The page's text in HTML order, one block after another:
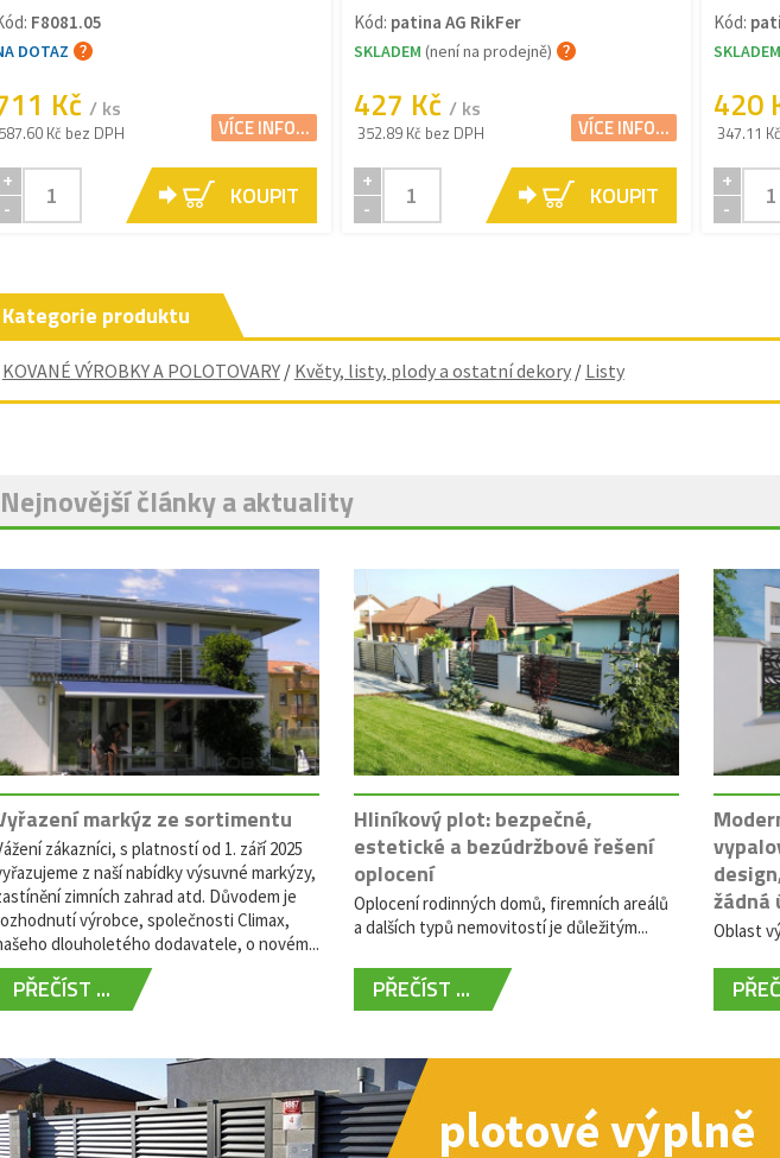
F8081.05
DOTAZ
Kč / ks
587.60 Kč bez DPH VÍCE INFO...
+
-
KOUPIT
Kód: patina AG RikFer
SKLADEM (není na prodejně)
427 Kč / ks
352.89 Kč bez DPH VÍCE INFO...
+
-
KOUPIT
Kód:
SKLADEM
420
347.11
+
-
Kategorie produktu
KOVANÉ VÝROBKY A POLOTOVARY/ Květy, listy, plody a ostatní dekory/ Listy
Nejnovější články a aktuality
markýz ze sortimentu
zákazníci, s platností od 1. září 2025
z naší nabídky výsuvné markýzy,
zimních zahrad atd. Důvodem je
výrobce, společnosti Climax,
dlouholetého dodavatele, o novém...
PŘEČÍST ...
Hliníkový plot: bezpečné,
estetické a bezúdržbové řešení
oplocení
Oplocení rodinných domů, firemních areálů
a dalších typů nemovitostí je důležitým...
PŘEČÍST ...
žádná
Oblast